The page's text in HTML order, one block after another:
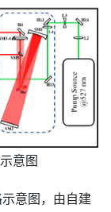
意图
意图，由自建